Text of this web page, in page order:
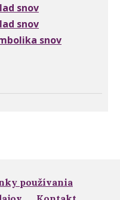
snov
snov
snov
používania